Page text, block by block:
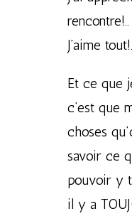
J’aime
Et ce que
c’est que
choses
savoir ce
pouvoir y
il y a